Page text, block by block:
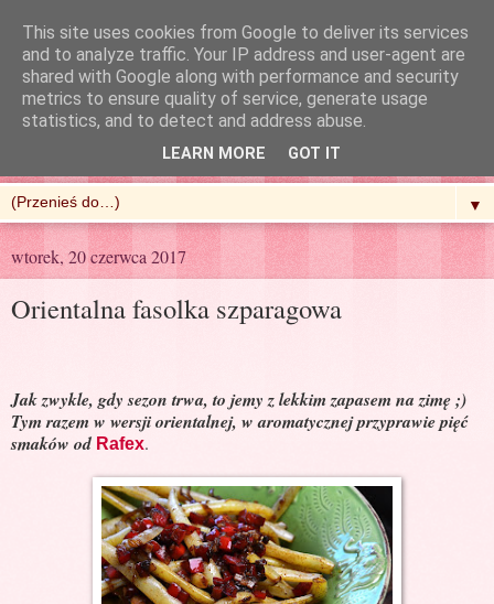
R'n'G Kitchen
▼
wtorek, 20 czerwca 2017
Orientalna fasolka szparagowa
Jak zwykle, gdy sezon trwa, to jemy z lekkim zapasem na zimę ;)
Tym razem w wersji orientalnej, w aromatycznej przyprawie pięć
smaków od Rafex.
This site uses cookies from Google to deliver its services
and to analyze traffic. Your IP address and user-agent are
shared with Google along with performance and security
metrics to ensure quality of service, generate usage
statistics, and to detect and address abuse.
LEARN MORE GOT IT